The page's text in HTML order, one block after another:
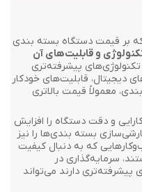
بر قیمت دستگاه بسته بندی
و قابلیت‌های آن
پیشرفته‌تری
دیجیتال، قابلیت‌های خودکار
معمولاً قیمت بالاتری
و دقت دستگاه را افزایش
بسته بندی‌ها را نیز
که به دنبال کیفیت
سرمایه‌گذاری در
پیشرفته‌تری دارند می‌تواند